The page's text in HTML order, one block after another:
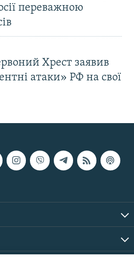
переважною
Хрест заявив
атаки» РФ на свої